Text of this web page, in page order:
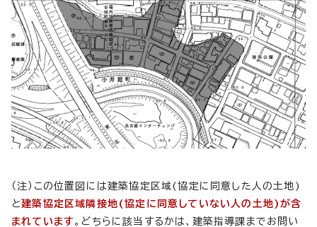
（注）この位置図には建築協定区域(協定に同意した人の土地)
と建築協定区域隣接地(協定に同意していない人の土地)が含
まれています 。どちらに該当するかは、建築指導課までお問い